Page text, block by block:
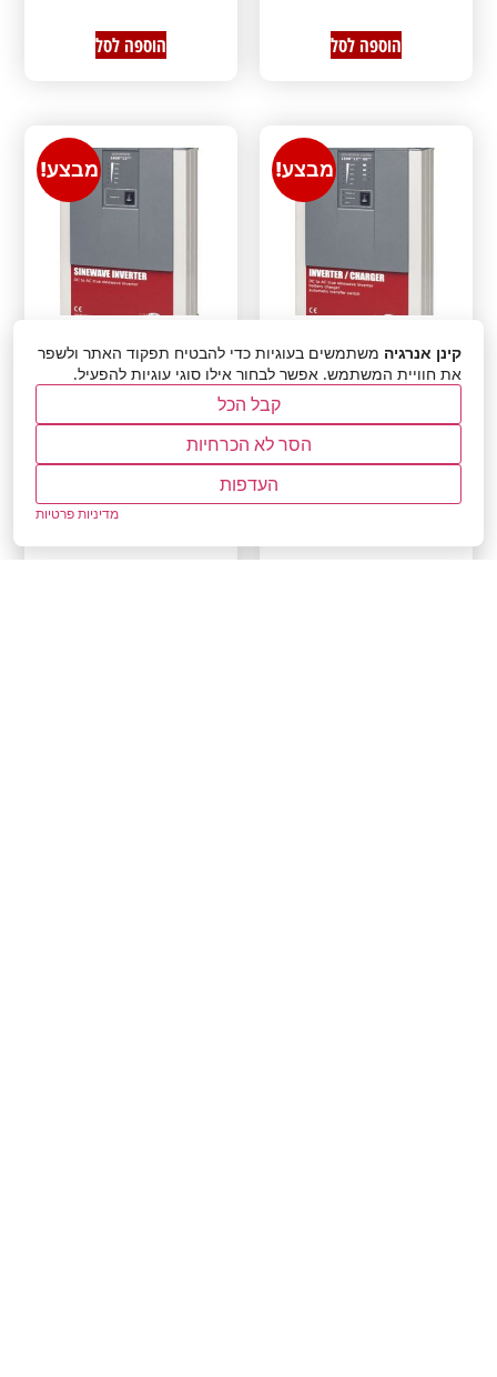
הוספה לסל הוספה לסל
מבצע!
ממיר מטען PS
Combi
1600W-12V-
60A
מבצע!
ממיר מתח
PS1600W-12V
5,252.00
קינן אנרגיה משתמשים בעוגיות כדי להבטיח תפקוד האתר ולשפר
את חוויית המשתמש. אפשר לבחור אילו סוגי עוגיות להפעיל.
קבל הכל
הסר לא הכרחיות
העדפות
מדיניות פרטיות